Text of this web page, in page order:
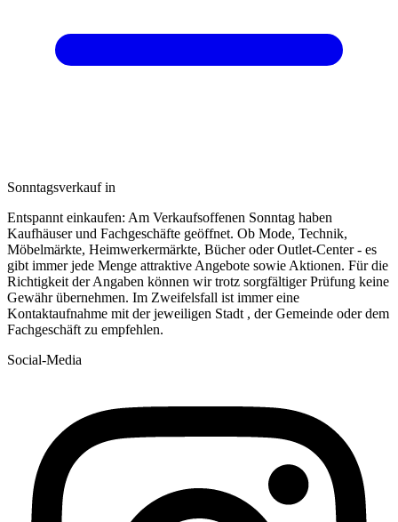
Sonntagsverkauf in
Entspannt einkaufen: Am Verkaufsoffenen Sonntag haben
Kaufhäuser und Fachgeschäfte geöffnet. Ob Mode, Technik,
Möbelmärkte, Heimwerkermärkte, Bücher oder Outlet-Center - es
gibt immer jede Menge attraktive Angebote sowie Aktionen. Für die
Richtigkeit der Angaben können wir trotz sorgfältiger Prüfung keine
Gewähr übernehmen. Im Zweifelsfall ist immer eine
Kontaktaufnahme mit der jeweiligen Stadt , der Gemeinde oder dem
Fachgeschäft zu empfehlen.
Social-Media